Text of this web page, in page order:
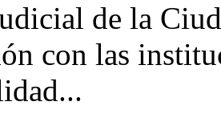
de la
con las